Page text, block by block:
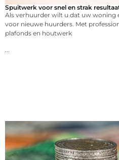
Spuitwerk voor snel en strak
Als verhuurder wilt u dat uw woning
voor nieuwe huurders. Met
plafonds en houtwerk